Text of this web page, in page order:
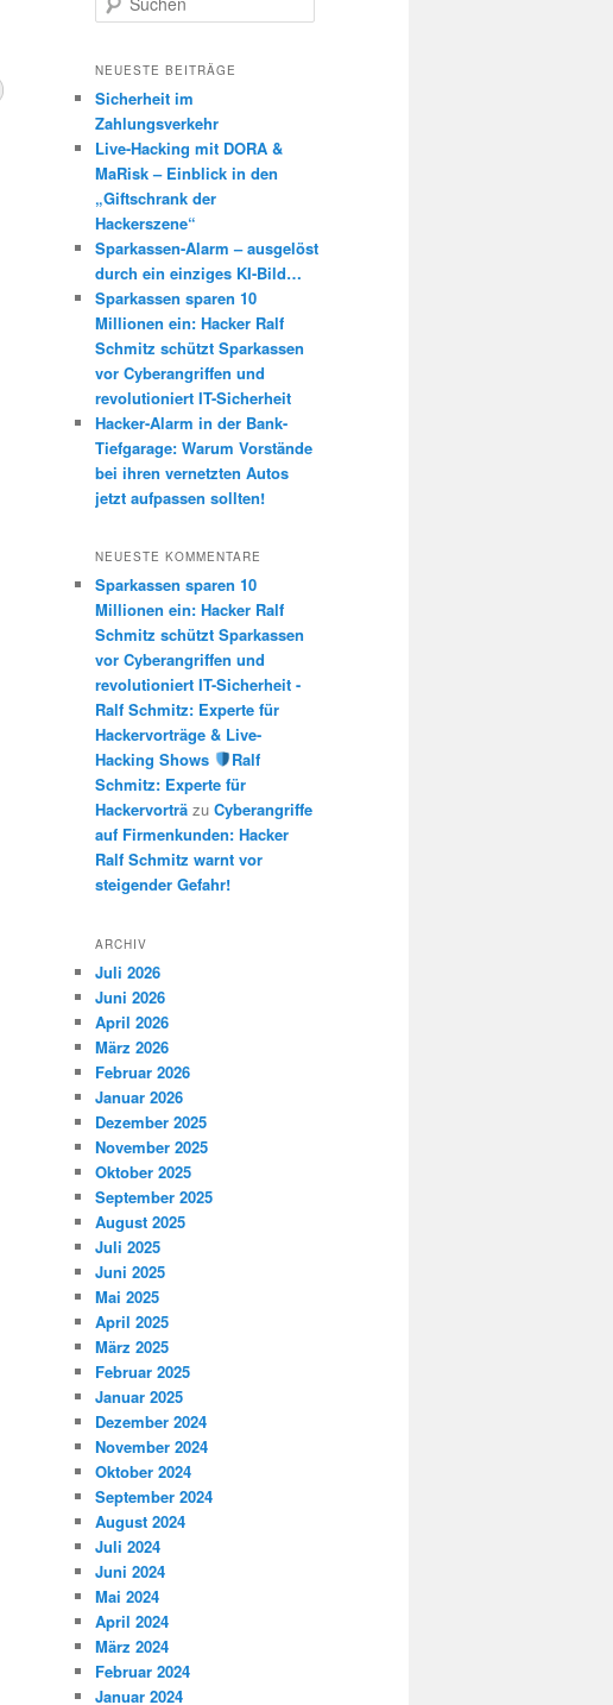
u
h
n
NEUESTE BEITRÄGE
Sicherheit im
Zahlungsverkehr
Live-Hacking mit DORA &
MaRisk – Einblick in den
„Giftschrank der
Hackerszene“
Sparkassen-Alarm – ausgelöst
durch ein einziges KI-Bild…
Sparkassen sparen 10
Millionen ein: Hacker Ralf
Schmitz schützt Sparkassen
vor Cyberangriffen und
revolutioniert IT-Sicherheit
Hacker-Alarm in der Bank-
Tiefgarage: Warum Vorstände
bei ihren vernetzten Autos
jetzt aufpassen sollten!
NEUESTE KOMMENTARE
Sparkassen sparen 10
Millionen ein: Hacker Ralf
Schmitz schützt Sparkassen
vor Cyberangriffen und
revolutioniert IT-Sicherheit -
Ralf Schmitz: Experte für
Hackervorträge & Live-
Hacking Shows
Ralf
Schmitz: Experte für
Hackervorträ zu Cyberangriffe
auf Firmenkunden: Hacker
Ralf Schmitz warnt vor
steigender Gefahr!
ARCHIV
Juli 2026
Juni 2026
April 2026
März 2026
Februar 2026
Januar 2026
Dezember 2025
November 2025
Oktober 2025
September 2025
August 2025
Juli 2025
Juni 2025
Mai 2025
April 2025
März 2025
Februar 2025
Januar 2025
Dezember 2024
November 2024
Oktober 2024
September 2024
August 2024
Juli 2024
Juni 2024
Mai 2024
April 2024
März 2024
Februar 2024
Januar 2024